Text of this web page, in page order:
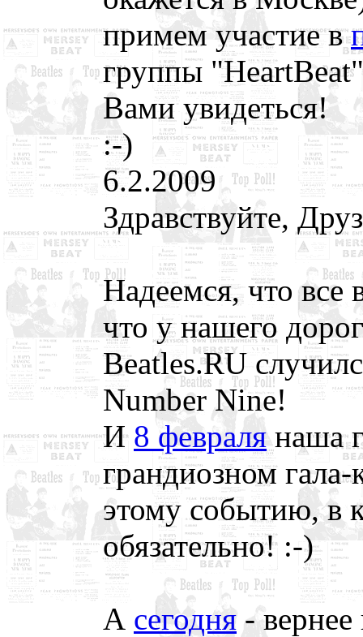
примем участие в
группы
Вами увидеться!
:-)
6.2.2009
Здравствуйте,
Надеемся, что все
что у нашего
Beatles.RU
Number Nine!
И8 февраля наша
грандиозном
этому событию, в
обязательно! :-)
А сегодня -